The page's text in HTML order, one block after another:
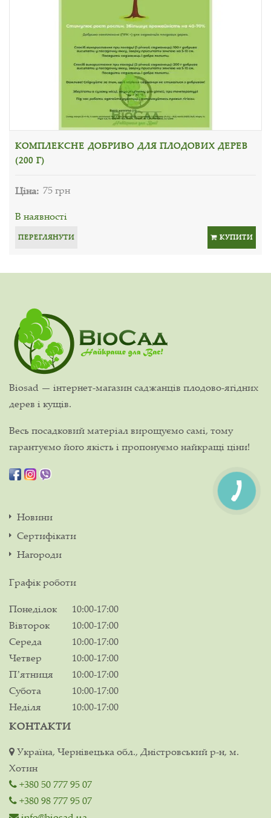
КОМПЛЕКСНЕ ДОБРИВО ДЛЯ ПЛОДОВИХ ДЕРЕВ
(200 Г)
Ціна: 75 грн
В наявності
ПЕРЕГЛЯНУТИ КУПИТИ
Biosad — інтернет-магазин саджанців плодово-ягідних
дерев і кущів.
Весь посадковий матеріал вирощуємо самі, тому
гарантуємо його якість і пропонуємо найкращі ціни!
Новини
Сертифікати
Нагороди
Графік роботи
Понеділок
10:00-17:00
Вівторок
10:00-17:00
Середа
10:00-17:00
Четвер
10:00-17:00
Пʼятниця
10:00-17:00
Субота
10:00-17:00
Неділя
10:00-17:00
КОНТАКТИ
Україна, Чернівецька обл., Дністровський р-н, м.
Хотин
+380 50 777 95 07
+380 98 777 95 07